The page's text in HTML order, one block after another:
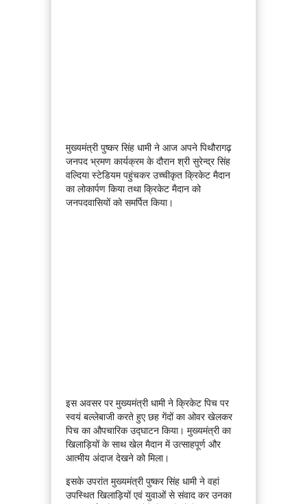
मुख्यमंत्री पुष्कर सिंह धामी ने आज अपने पिथौरागढ़
जनपद भ्रमण कार्यक्रम के दौरान श्री सुरेन्द्र सिंह
वल्दिया स्टेडियम पहुंचकर उच्चीकृत क्रिकेट मैदान
का लोकार्पण किया तथा क्रिकेट मैदान को
जनपदवासियों को समर्पित किया।
इस अवसर पर मुख्यमंत्री धामी ने क्रिकेट पिच पर
स्वयं बल्लेबाजी करते हुए छह गेंदों का ओवर खेलकर
पिच का औपचारिक उद्घाटन किया। मुख्यमंत्री का
खिलाड़ियों के साथ खेल मैदान में उत्साहपूर्ण और
आत्मीय अंदाज देखने को मिला।
इसके उपरांत मुख्यमंत्री पुष्कर सिंह धामी ने वहां
उपस्थित खिलाड़ियों एवं युवाओं से संवाद कर उनका